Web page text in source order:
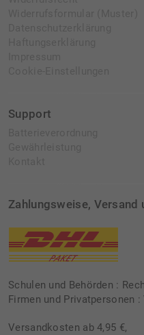
Support
Zahlungsweise,
Schulen und Behörden :
Firmen und Privatpersonen
Versandkosten ab 4,95 €,